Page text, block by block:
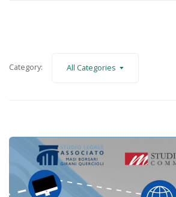
Category: All Categories